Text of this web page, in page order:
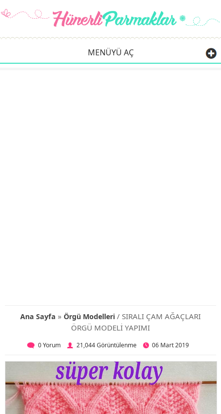
MENÜYÜ AÇ
Ana Sayfa » Örgü Modelleri / SIRALI ÇAM AĞAÇLARI
ÖRGÜ MODELİ YAPIMI
0 Yorum 21,044 Görüntülenme 06 Mart 2019